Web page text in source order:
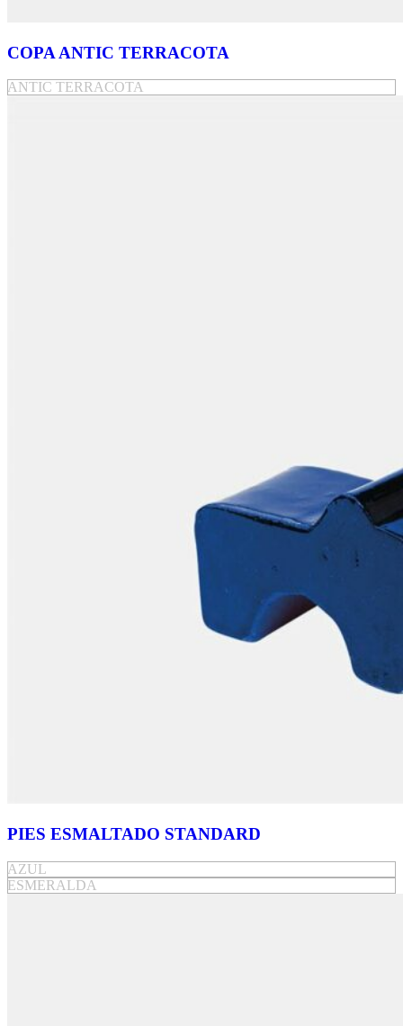
COPA ANTIC TERRACOTA
ANTIC TERRACOTA
PIES ESMALTADO STANDARD
AZUL
ESMERALDA